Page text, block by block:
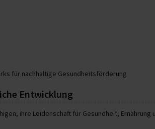
für nachhaltige Gesundheitsförderung
Entwicklung
ihre Leidenschaft für Gesundheit, Ernährung